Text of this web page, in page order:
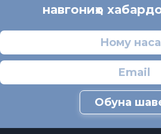
навгониҳо
Обуна